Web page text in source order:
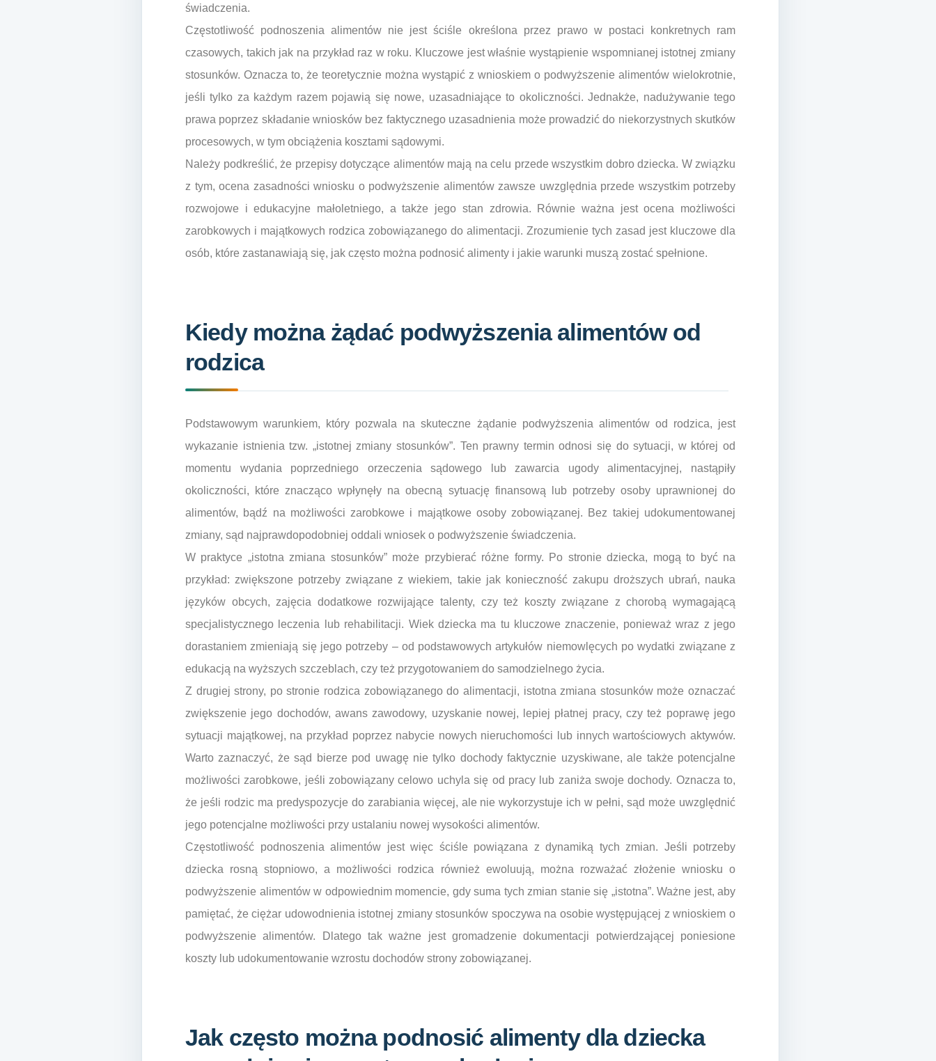
świadczenia.
Częstotliwość podnoszenia alimentów nie jest ściśle określona przez prawo w postaci konkretnych ram
czasowych, takich jak na przykład raz w roku. Kluczowe jest właśnie wystąpienie wspomnianej istotnej zmiany
stosunków. Oznacza to, że teoretycznie można wystąpić z wnioskiem o podwyższenie alimentów wielokrotnie,
jeśli tylko za każdym razem pojawią się nowe, uzasadniające to okoliczności. Jednakże, nadużywanie tego
prawa poprzez składanie wniosków bez faktycznego uzasadnienia może prowadzić do niekorzystnych skutków
procesowych, w tym obciążenia kosztami sądowymi.
Należy podkreślić, że przepisy dotyczące alimentów mają na celu przede wszystkim dobro dziecka. W związku
z tym, ocena zasadności wniosku o podwyższenie alimentów zawsze uwzględnia przede wszystkim potrzeby
rozwojowe i edukacyjne małoletniego, a także jego stan zdrowia. Równie ważna jest ocena możliwości
zarobkowych i majątkowych rodzica zobowiązanego do alimentacji. Zrozumienie tych zasad jest kluczowe dla
osób, które zastanawiają się, jak często można podnosić alimenty i jakie warunki muszą zostać spełnione.
Kiedy można żądać podwyższenia alimentów od
rodzica
Podstawowym warunkiem, który pozwala na skuteczne żądanie podwyższenia alimentów od rodzica, jest
wykazanie istnienia tzw. „istotnej zmiany stosunków”. Ten prawny termin odnosi się do sytuacji, w której od
momentu wydania poprzedniego orzeczenia sądowego lub zawarcia ugody alimentacyjnej, nastąpiły
okoliczności, które znacząco wpłynęły na obecną sytuację finansową lub potrzeby osoby uprawnionej do
alimentów, bądź na możliwości zarobkowe i majątkowe osoby zobowiązanej. Bez takiej udokumentowanej
zmiany, sąd najprawdopodobniej oddali wniosek o podwyższenie świadczenia.
W praktyce „istotna zmiana stosunków” może przybierać różne formy. Po stronie dziecka, mogą to być na
przykład: zwiększone potrzeby związane z wiekiem, takie jak konieczność zakupu droższych ubrań, nauka
języków obcych, zajęcia dodatkowe rozwijające talenty, czy też koszty związane z chorobą wymagającą
specjalistycznego leczenia lub rehabilitacji. Wiek dziecka ma tu kluczowe znaczenie, ponieważ wraz z jego
dorastaniem zmieniają się jego potrzeby – od podstawowych artykułów niemowlęcych po wydatki związane z
edukacją na wyższych szczeblach, czy też przygotowaniem do samodzielnego życia.
Z drugiej strony, po stronie rodzica zobowiązanego do alimentacji, istotna zmiana stosunków może oznaczać
zwiększenie jego dochodów, awans zawodowy, uzyskanie nowej, lepiej płatnej pracy, czy też poprawę jego
sytuacji majątkowej, na przykład poprzez nabycie nowych nieruchomości lub innych wartościowych aktywów.
Warto zaznaczyć, że sąd bierze pod uwagę nie tylko dochody faktycznie uzyskiwane, ale także potencjalne
możliwości zarobkowe, jeśli zobowiązany celowo uchyla się od pracy lub zaniża swoje dochody. Oznacza to,
że jeśli rodzic ma predyspozycje do zarabiania więcej, ale nie wykorzystuje ich w pełni, sąd może uwzględnić
jego potencjalne możliwości przy ustalaniu nowej wysokości alimentów.
Częstotliwość podnoszenia alimentów jest więc ściśle powiązana z dynamiką tych zmian. Jeśli potrzeby
dziecka rosną stopniowo, a możliwości rodzica również ewoluują, można rozważać złożenie wniosku o
podwyższenie alimentów w odpowiednim momencie, gdy suma tych zmian stanie się „istotna”. Ważne jest, aby
pamiętać, że ciężar udowodnienia istotnej zmiany stosunków spoczywa na osobie występującej z wnioskiem o
podwyższenie alimentów. Dlatego tak ważne jest gromadzenie dokumentacji potwierdzającej poniesione
koszty lub udokumentowanie wzrostu dochodów strony zobowiązanej.
Jak często można podnosić alimenty dla dziecka